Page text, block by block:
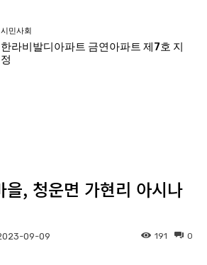
시민사회
한라비발디아파트 금연아파트 제7호 지
정